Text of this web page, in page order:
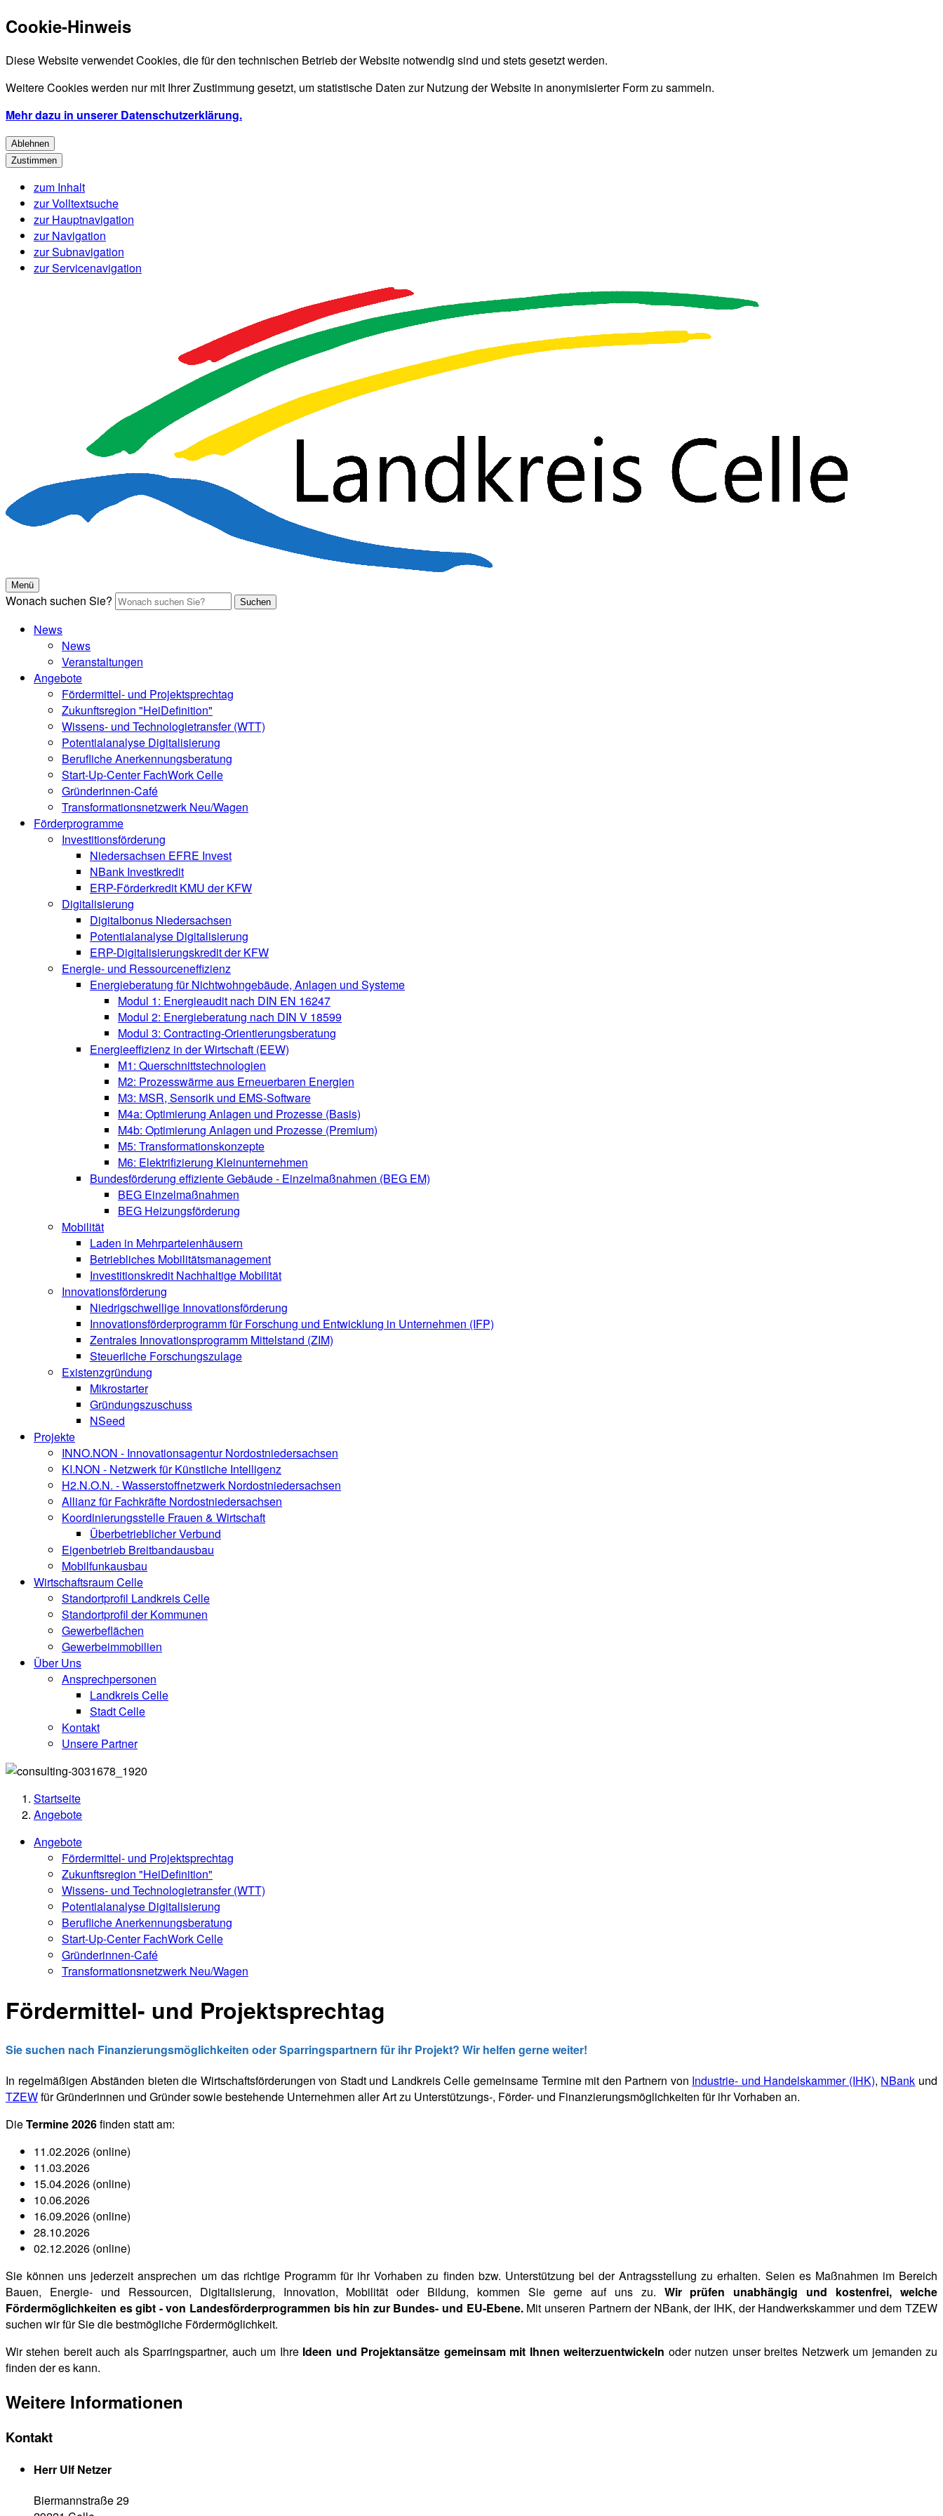
Cookie-Hinweis
Diese Website verwendet Cookies, die für den technischen Betrieb der Website notwendig sind und stets gesetzt werden.
Weitere Cookies werden nur mit Ihrer Zustimmung gesetzt, um statistische Daten zur Nutzung der Website in anonymisierter Form zu sammeln.
Mehr dazu in unserer Datenschutzerklärung.
Ablehnen
Zustimmen
zum Inhalt
zur Volltextsuche
zur Hauptnavigation
zur Navigation
zur Subnavigation
zur Servicenavigation
Menü
Wonach suchen Sie? Suchen
News
News
Veranstaltungen
Angebote
Fördermittel- und Projektsprechtag
Zukunftsregion "HeiDefinition"
Wissens- und Technologietransfer (WTT)
Potentialanalyse Digitalisierung
Berufliche Anerkennungsberatung
Start-Up-Center FachWork Celle
Gründerinnen-Café
Transformationsnetzwerk Neu/Wagen
Förderprogramme
Investitionsförderung
Niedersachsen EFRE Invest
NBank Investkredit
ERP-Förderkredit KMU der KFW
Digitalisierung
Digitalbonus Niedersachsen
Potentialanalyse Digitalisierung
ERP-Digitalisierungskredit der KFW
Energie- und Ressourceneffizienz
Energieberatung für Nichtwohngebäude, Anlagen und Systeme
Modul 1: Energieaudit nach DIN EN 16247
Modul 2: Energieberatung nach DIN V 18599
Modul 3: Contracting-Orientierungsberatung
Energieeffizienz in der Wirtschaft (EEW)
M1: Querschnittstechnologien
M2: Prozesswärme aus Erneuerbaren Energien
M3: MSR, Sensorik und EMS-Software
M4a: Optimierung Anlagen und Prozesse (Basis)
M4b: Optimierung Anlagen und Prozesse (Premium)
M5: Transformationskonzepte
M6: Elektrifizierung Kleinunternehmen
Bundesförderung effiziente Gebäude - Einzelmaßnahmen (BEG EM)
BEG Einzelmaßnahmen
BEG Heizungsförderung
Mobilität
Laden in Mehrparteienhäusern
Betriebliches Mobilitätsmanagement
Investitionskredit Nachhaltige Mobilität
Innovationsförderung
Niedrigschwellige Innovationsförderung
Innovationsförderprogramm für Forschung und Entwicklung in Unternehmen (IFP)
Zentrales Innovationsprogramm Mittelstand (ZIM)
Steuerliche Forschungszulage
Existenzgründung
Mikrostarter
Gründungszuschuss
NSeed
Projekte
INNO.NON - Innovationsagentur Nordostniedersachsen
KI.NON - Netzwerk für Künstliche Intelligenz
H2.N.O.N. - Wasserstoffnetzwerk Nordostniedersachsen
Allianz für Fachkräfte Nordostniedersachsen
Koordinierungsstelle Frauen & Wirtschaft
Überbetrieblicher Verbund
Eigenbetrieb Breitbandausbau
Mobilfunkausbau
Wirtschaftsraum Celle
Standortprofil Landkreis Celle
Standortprofil der Kommunen
Gewerbeflächen
Gewerbeimmobilien
Über Uns
Ansprechpersonen
Landkreis Celle
Stadt Celle
Kontakt
Unsere Partner
Startseite
Angebote
Angebote
Fördermittel- und Projektsprechtag
Zukunftsregion "HeiDefinition"
Wissens- und Technologietransfer (WTT)
Potentialanalyse Digitalisierung
Berufliche Anerkennungsberatung
Start-Up-Center FachWork Celle
Gründerinnen-Café
Transformationsnetzwerk Neu/Wagen
Fördermittel- und Projektsprechtag
Sie suchen nach Finanzierungsmöglichkeiten oder Sparringspartnern für ihr Projekt? Wir helfen gerne weiter!
In regelmäßigen Abständen bieten die Wirtschaftsförderungen von Stadt und Landkreis Celle gemeinsame Termine mit den Partnern von Industrie- und Handelskammer (IHK), NBank und
TZEWfür Gründerinnen und Gründer sowie bestehende Unternehmen aller Art zu Unterstützungs-, Förder- und Finanzierungsmöglichkeiten für ihr Vorhaben an.
DieTermine 2026finden statt am:
11.02.2026 (online)
11.03.2026
15.04.2026 (online)
10.06.2026
16.09.2026 (online)
28.10.2026
02.12.2026 (online)
Sie können uns jederzeit ansprechen um das richtige Programm für ihr Vorhaben zu finden bzw. Unterstützung bei der Antragsstellung zu erhalten. Seien es Maßnahmen im Bereich
Bauen, Energie- und Ressourcen, Digitalisierung, Innovation, Mobilität oder Bildung, kommen Sie gerne auf uns zu. Wir prüfen unabhängig und kostenfrei, welche
Fördermöglichkeiten es gibt - von Landesförderprogrammen bis hin zur Bundes- und EU-Ebene.Mit unseren Partnern der NBank, der IHK, der Handwerkskammer und dem TZEW
suchen wir für Sie die bestmögliche Fördermöglichkeit.
Wir stehen bereit auch als Sparringspartner, auch um Ihre Ideen und Projektansätze gemeinsam mit Ihnen weiterzuentwickeln oder nutzen unser breites Netzwerk um jemanden zu
finden der es kann.
Weitere Informationen
Kontakt
Herr Ulf Netzer
Biermannstraße 29